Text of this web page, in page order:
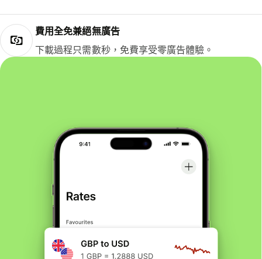
費用全免兼絕無廣告
下載過程只需數秒，免費享受零廣告體驗。